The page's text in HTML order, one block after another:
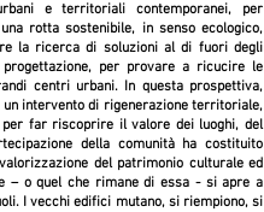
e territoriali contemporanei, per
rotta sostenibile, in senso ecologico,
la ricerca di soluzioni al di fuori degli
per provare a ricucire le
centri urbani. In questa prospettiva,
un intervento di rigenerazione territoriale,
far riscoprire il valore dei luoghi, del
della comunità ha costituito
del patrimonio culturale ed
– o quel che rimane di essa - si apre a
I vecchi edifici mutano, si riempiono, si